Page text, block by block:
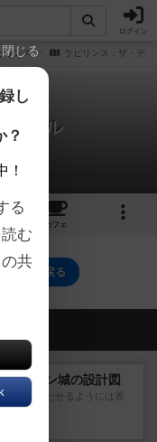
ログイン
リンス ラビリンス：ザ・デュ
ュエル
カフェ
ップに戻る
稿
ュタイン城の設計図
これも満たせるようには置
去と入...
閉じる
し
？
！
る
む
共